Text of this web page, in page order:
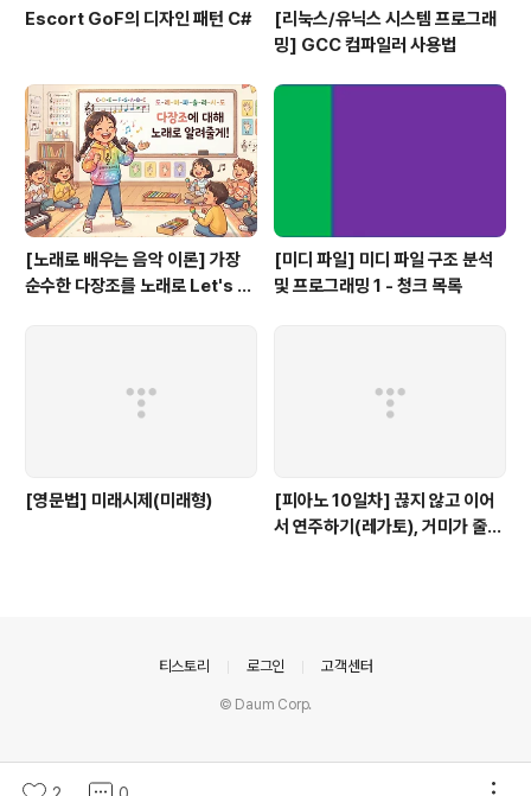
Escort GoF의 디자인 패턴 C#
[리눅스/유닉스 시스템 프로그래
밍] GCC 컴파일러 사용법
[노래로 배우는 음악 이론] 가장
순수한 다장조를 노래로 Let's G
[미디 파일] 미디 파일 구조 분석
및 프로그래밍 1 - 청크 목록
[영문법] 미래시제(미래형)
[피아노 10일차] 끊지 않고 이어
서 연주하기(레가토), 거미가 줄을
티스토리 로그인 고객센터
© Daum Corp.